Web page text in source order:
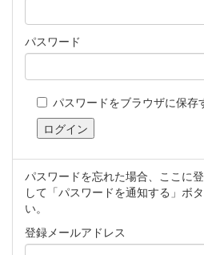
パスワード
パスワードをブラウザに保存
パスワードを忘れた場合、ここに
して「パスワードを通知する」ボ
い。
登録メールアドレス